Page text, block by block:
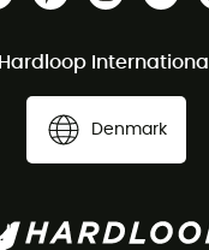
Hardloop International
Denmark